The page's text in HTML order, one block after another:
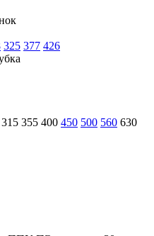
325 377 426
315 355 400 450 500 560 630